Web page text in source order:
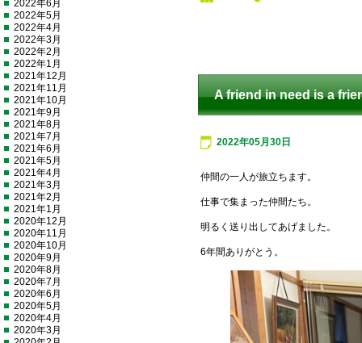
A friend in need is a
2022年05月30日
仲間の一人が旅立ちます。
仕事で集まった仲間たち。
明るく送り出してあげました。
6年間ありがとう。
2022年6月
2022年5月
2022年4月
2022年3月
2022年2月
2022年1月
2021年12月
2021年11月
2021年10月
2021年9月
2021年8月
2021年7月
2021年6月
2021年5月
2021年4月
2021年3月
2021年2月
2021年1月
2020年12月
2020年11月
2020年10月
2020年9月
2020年8月
2020年7月
2020年6月
2020年5月
2020年4月
2020年3月